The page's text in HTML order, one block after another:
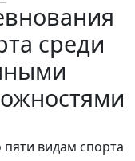
среди